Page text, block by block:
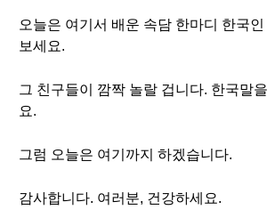
오늘은 여기서 배운 속담 한마디 한국
보세요.
그 친구들이 깜짝 놀랄 겁니다. 한국말
요.
그럼 오늘은 여기까지 하겠습니다.
감사합니다. 여러분, 건강하세요.